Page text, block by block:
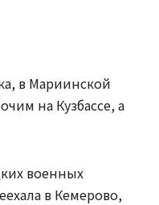
в Мариинской
на Кузбассе, а
военных
в Кемерово,